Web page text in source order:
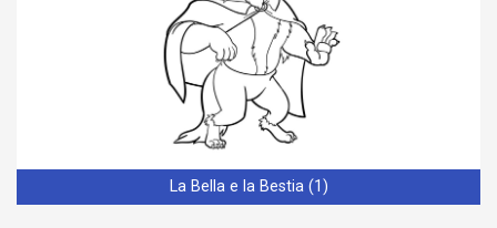
La Bella e la Bestia (1)